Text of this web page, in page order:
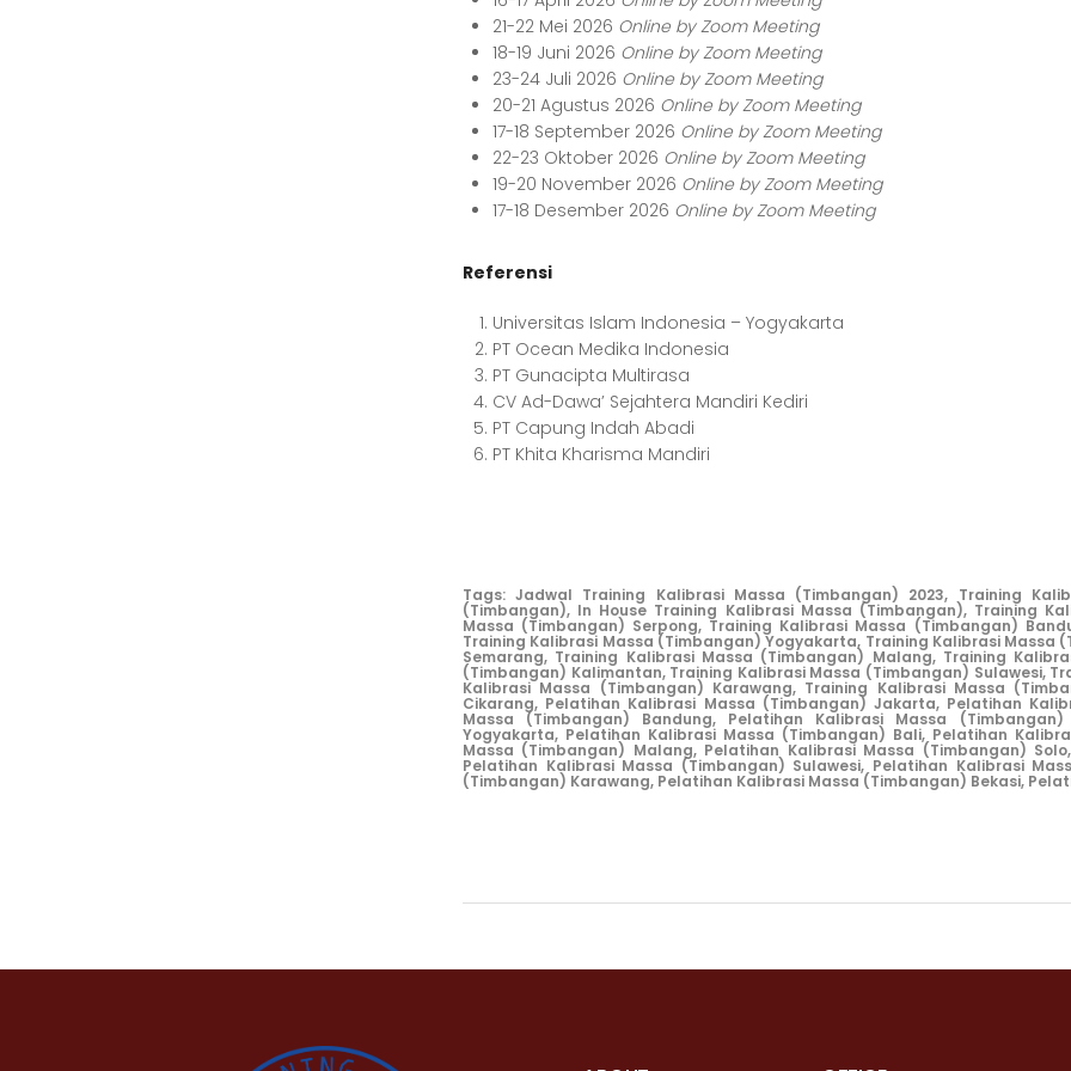
21-22 Mei 2026 Online by Zoom Meeting
18-19 Juni 2026 Online by Zoom Meeting
23-24 Juli 2026 Online by Zoom Meeting
20-21 Agustus 2026 Online by Zoom Meeting
17-18 September 2026 Online by Zoom Meeting
22-23 Oktober 2026 Online by Zoom Meeting
19-20 November 2026 Online by Zoom Meeting
17-18 Desember 2026 Online by Zoom Meeting
Referensi
Universitas Islam Indonesia – Yogyakarta
PT Ocean Medika Indonesia
PT Gunacipta Multirasa
CV Ad-Dawa’ Sejahtera Mandiri Kediri
PT Capung Indah Abadi
PT Khita Kharisma Mandiri
Tags:Jadwal Training Kalibrasi Massa (Timbangan) 2023, Training
(Timbangan), In House Training Kalibrasi Massa (Timbangan), Training
Massa (Timbangan) Serpong, Training Kalibrasi Massa (Timbangan)
Training Kalibrasi Massa (Timbangan) Yogyakarta, Training Kalibrasi Massa
Semarang, Training Kalibrasi Massa (Timbangan) Malang, Training
(Timbangan) Kalimantan, Training Kalibrasi Massa (Timbangan) Sulawesi,
Kalibrasi Massa (Timbangan) Karawang, Training Kalibrasi Massa
Cikarang, Pelatihan Kalibrasi Massa (Timbangan) Jakarta, Pelatihan
Massa (Timbangan) Bandung, Pelatihan Kalibrasi Massa (Timbangan)
Yogyakarta, Pelatihan Kalibrasi Massa (Timbangan) Bali, Pelatihan
Massa (Timbangan) Malang, Pelatihan Kalibrasi Massa (Timbangan) Solo,
Pelatihan Kalibrasi Massa (Timbangan) Sulawesi, Pelatihan Kalibrasi
(Timbangan) Karawang, Pelatihan Kalibrasi Massa (Timbangan) Bekasi,